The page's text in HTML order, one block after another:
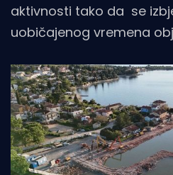
aktivnosti tako da se
uobičajenog vremena